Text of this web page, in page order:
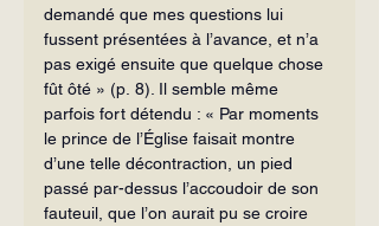
demandé que mes questions lui
fussent présentées à l’avance, et n’a
pas exigé ensuite que quelque chose
fût ôté » (p. 8). Il semble même
parfois fort détendu : « Par mo­ments
le prince de l’Église faisait montre
d’une telle décontraction, un pied
passé par-dessus l’accoudoir de son
fauteuil, que l’on aurait pu se croire